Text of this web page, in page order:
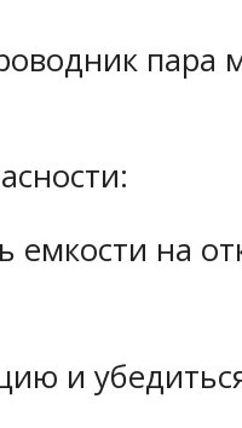
пара
емкости на
и